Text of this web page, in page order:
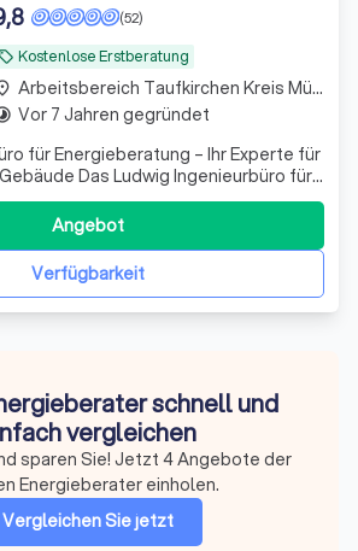
local_offer Kostenlose Erstberatung
(52)
für Energieberatung – Ihr Experte für
Ingenieurbüro für
für fundierte Fachkompetenz,
und messbare Ergebnisse rund um
technische Gebäudeausrüstung.
Jens Ludw
Verfügbarkeit
Angebot
Arbeitsbereich Taufkirchen Kreis München
Vor 7 Jahren gegründet
schnell und
vergleichen
sparen Sie! Jetzt 4 Angebote der
Energieberater einholen.
Vergleichen Sie jetzt